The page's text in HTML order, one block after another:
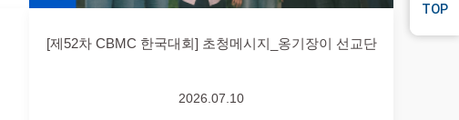
[제52차 CBMC 한국대회] 초청메시지_옹기장이 선교단
2026.07.10